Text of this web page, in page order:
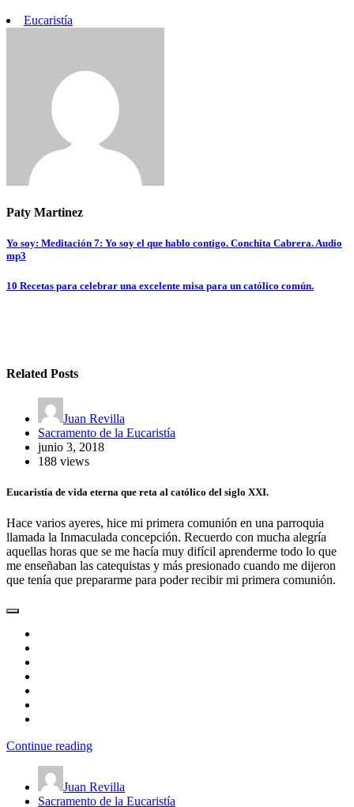
Eucaristía
Paty Martinez
Navegación
de
entradas
Yo soy: Meditación 7: Yo soy el que hablo contigo. Conchita Cabrera. Audio
mp3
10 Recetas para celebrar una excelente misa para un católico común.
Related Posts
Juan Revilla
Sacramento de la Eucaristía
junio 3, 2018
188 views
Eucaristía de vida eterna que reta al católico del siglo XXI.
Hace varios ayeres, hice mi primera comunión en una parroquia
llamada la Inmaculada concepción. Recuerdo con mucha alegría
aquellas horas que se me hacía muy difícil aprenderme todo lo que
me enseñaban las catequistas y más presionado cuando me dijeron
que tenía que prepararme para poder recibir mi primera comunión.
Continue reading
Juan Revilla
Sacramento de la Eucaristía